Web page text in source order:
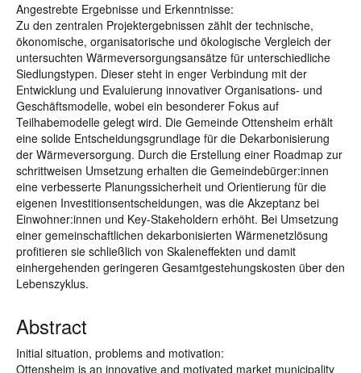
Angestrebte Ergebnisse und Erkenntnisse:
Zu den zentralen Projektergebnissen zählt der technische,
ökonomische, organisatorische und ökologische Vergleich der
untersuchten Wärmeversorgungsansätze für unterschiedliche
Siedlungstypen. Dieser steht in enger Verbindung mit der
Entwicklung und Evaluierung innovativer Organisations- und
Geschäftsmodelle, wobei ein besonderer Fokus auf
Teilhabemodelle gelegt wird. Die Gemeinde Ottensheim erhält
eine solide Entscheidungsgrundlage für die Dekarbonisierung
der Wärmeversorgung. Durch die Erstellung einer Roadmap zur
schrittweisen Umsetzung erhalten die Gemeindebürger:innen
eine verbesserte Planungssicherheit und Orientierung für die
eigenen Investitionsentscheidungen, was die Akzeptanz bei
Einwohner:innen und Key-Stakeholdern erhöht. Bei Umsetzung
einer gemeinschaftlichen dekarbonisierten Wärmenetzlösung
profitieren sie schließlich von Skaleneffekten und damit
einhergehenden geringeren Gesamtgestehungskosten über den
Lebenszyklus.
Abstract
Initial situation, problems and motivation:
Ottensheim is an innovative and motivated market municipality